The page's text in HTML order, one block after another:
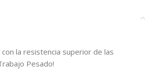
la resistencia superior de las
Pesado!